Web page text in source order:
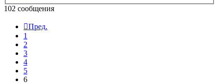
102 сообщения
Пред.
1
2
3
4
5
6